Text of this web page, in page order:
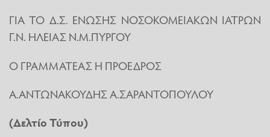
ΓΙΑ ΤΟ Δ.Σ. ΕΝΩΣΗΣ ΝΟΣΟΚΟΜΕΙΑΚΩΝ ΙΑΤΡΩΝ
Γ.Ν. ΗΛΕΙΑΣ Ν.Μ.ΠΥΡΓΟΥ
Ο ΓΡΑΜΜΑΤΕΑΣ Η ΠΡΟΕΔΡΟΣ
Α.ΑΝΤΩΝΑΚΟΥΔΗΣ Α.ΣΑΡΑΝΤΟΠΟΥΛΟΥ
(Δελτίο Τύπου)